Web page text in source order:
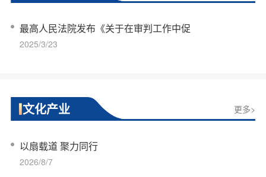
最高人民法院发布《关于在审判工作中促
2025/3/23
文化产业 更多>
以扇载道 聚力同行
2026/8/7